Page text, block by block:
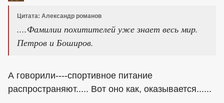
Цитата: Александр романов
....Фамилии похитителей уже знает весь мир.
Петров и Боширов.
А говорили----спортивное питание
распространяют..... Вот оно как, оказывается......